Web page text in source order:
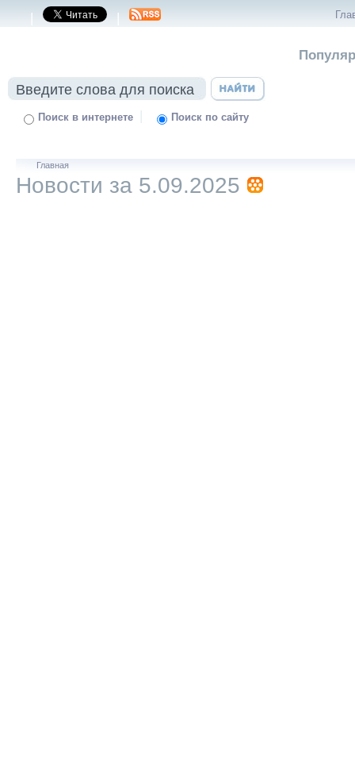
| |
Поиск в интернете | Поиск по сайту
Главная
Новости за 5.09.2025